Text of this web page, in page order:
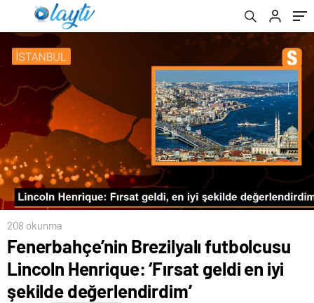
değerlendirdim’
208 okunma
Fenerbahçe’nin Brezilyalı futbolcusu
Lincoln Henrique: ‘Fırsat geldi en iyi
şekilde değerlendirdim’